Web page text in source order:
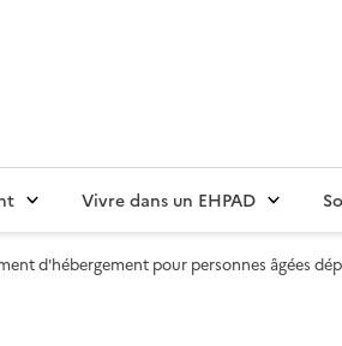
Vivre dans un EHPAD
d'hébergement pour personnes âgées